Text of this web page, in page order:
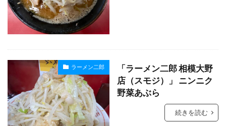
ラーメン二郎
「ラーメン二郎 相模大野
店（スモジ）」 ニンニク
野菜あぶら
続きを読む